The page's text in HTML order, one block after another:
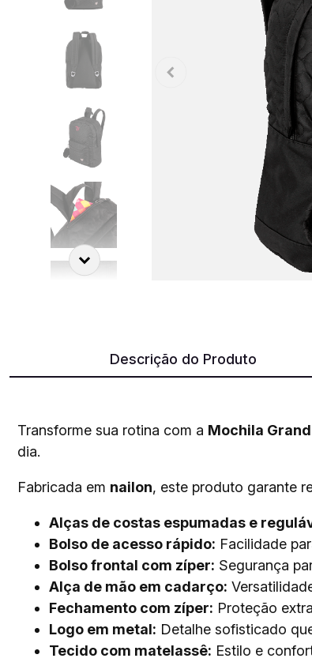
Descrição do Produto
Transforme sua rotina com a Mochila
dia.
Fabricada em nailon, este produto garante
Alças de costas espumadas e
Bolso de acesso rápido: Facilidade
Bolso frontal com zíper: Segurança
Alça de mão em cadarço:
Fechamento com zíper: Proteção
Logo em metal: Detalhe sofisticado
Tecido com matelassê: Estilo e